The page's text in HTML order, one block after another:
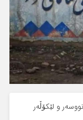
و لێکۆڵەر